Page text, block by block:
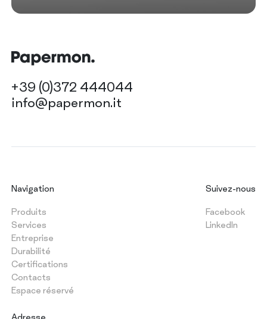
+39 (0)372 444044
info@papermon.it
Navigation
Produits
Services
Entreprise
Durabilité
Certifications
Contacts
Espace réservé
Suivez-nous
Facebook
LinkedIn